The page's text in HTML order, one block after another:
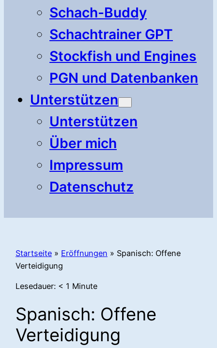
Schach-Buddy
Schachtrainer GPT
Stockfish und Engines
PGN und Datenbanken
Unterstützen
Unterstützen
Über mich
Impressum
Datenschutz
Startseite » Eröffnungen » Spanisch: Offene
Verteidigung
Lesedauer: < 1 Minute
Spanisch: Offene
Verteidigung